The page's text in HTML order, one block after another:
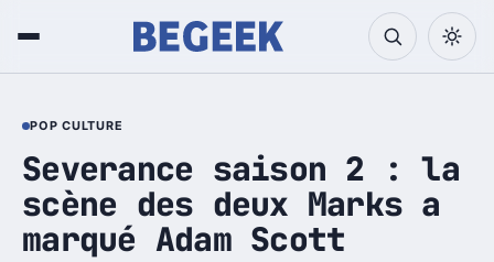
POP CULTURE
Severance saison 2 : la
scène des deux Marks a
marqué Adam Scott